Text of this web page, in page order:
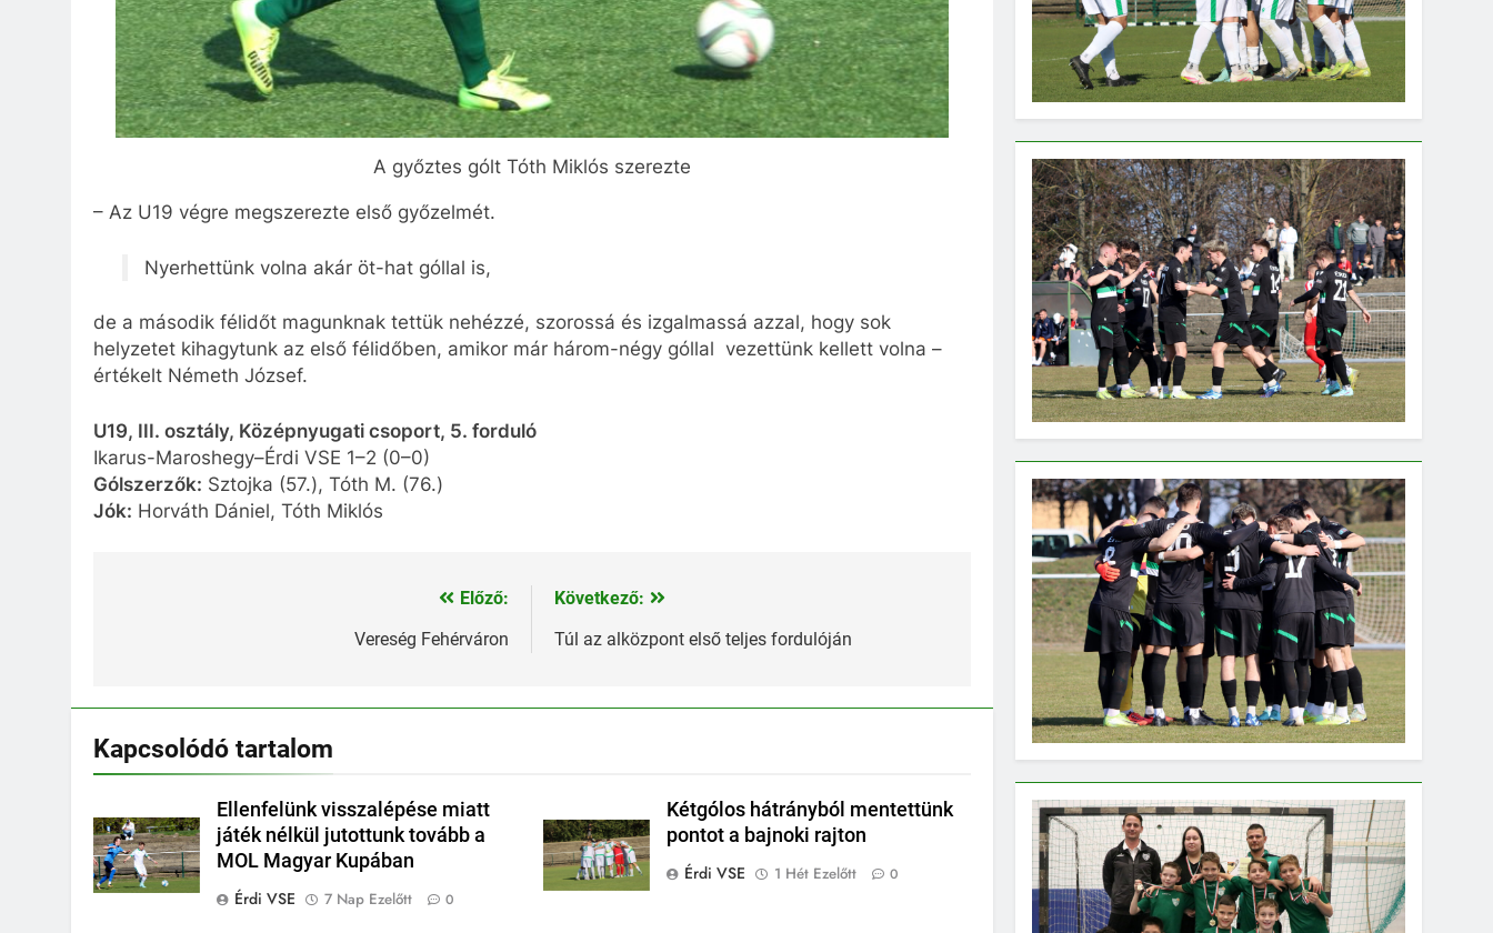
A győztes gólt Tóth Miklós szerezte
– Az U19 végre megszerezte első győzelmét.
Nyerhettünk volna akár öt-hat góllal is,
de a második félidőt magunknak tettük nehézzé, szorossá és izgalmassá azzal, hogy sok
helyzetet kihagytunk az első félidőben, amikor már három-négy góllal vezettünk kellett volna –
értékelt Németh József.
U19, III. osztály, Középnyugati csoport, 5. forduló
Ikarus-Maroshegy–Érdi VSE 1–2 (0–0)
Gólszerzők: Sztojka (57.), Tóth M. (76.)
Jók: Horváth Dániel, Tóth Miklós
Előző:
Vereség Fehérváron
Következő:
Túl az alközpont első teljes fordulóján
Kapcsolódó tartalom
Ellenfelünk visszalépése miatt
játék nélkül jutottunk tovább a
MOL Magyar Kupában
Érdi VSE
7 Nap Ezelőtt 0
Kétgólos hátrányból mentettünk
pontot a bajnoki rajton
Érdi VSE
1 Hét Ezelőtt 0